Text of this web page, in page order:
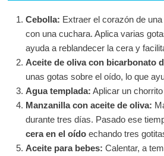
Cebolla: Extraer el corazón de
con una cuchara. Aplica varias
ayuda a reblandecer la cera y
Aceite de oliva con bicarbonato
unas gotas sobre el oído, lo que
Agua templada: Aplicar un
Manzanilla con aceite de oliva:
durante tres días. Pasado ese
cera en el oídoechando tres
Aceite para bebes: Calentar, a